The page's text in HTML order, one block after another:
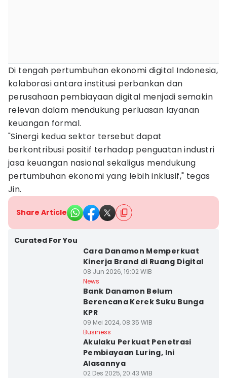
Di tengah pertumbuhan ekonomi digital Indonesia,
kolaborasi antara institusi perbankan dan
perusahaan pembiayaan digital menjadi semakin
relevan dalam mendukung perluasan layanan
keuangan formal.
"Sinergi kedua sektor tersebut dapat
berkontribusi positif terhadap penguatan industri
jasa keuangan nasional sekaligus mendukung
pertumbuhan ekonomi yang lebih inklusif," tegas
Jin.
Share Article
Curated For You
Cara Danamon Memperkuat
Kinerja Brand di Ruang Digital
08 Jun 2026, 19:02 WIB
News
Bank Danamon Belum
Berencana Kerek Suku Bunga
KPR
09 Mei 2024, 08:35 WIB
Business
Akulaku Perkuat Penetrasi
Pembiayaan Luring, Ini
Alasannya
02 Des 2025, 20:43 WIB